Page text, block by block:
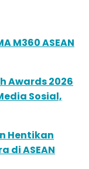
M360 ASEAN
Awards 2026
Sosial,
Hentikan
di ASEAN